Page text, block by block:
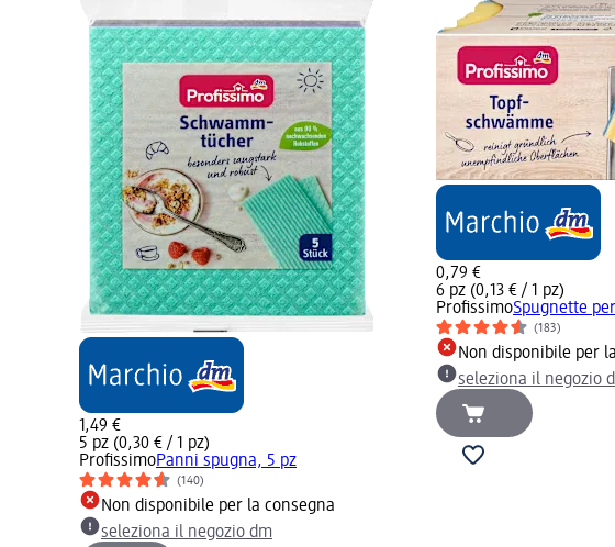
1,49 €
5 pz (0,30 € / 1 pz)
ProfissimoPanni spugna, 5 pz
(140)
Non disponibile per la consegna
seleziona il negozio dm
0,79 €
6 pz (0,13 € / 1 pz)
ProfissimoSpugnette
(183)
Non disponibile per
seleziona il negozio